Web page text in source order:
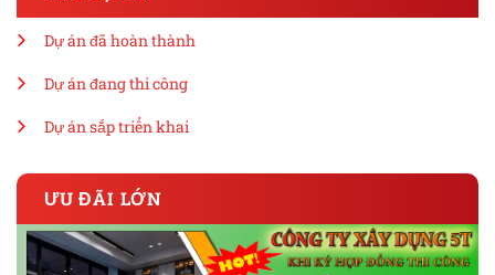
Dự án đã hoàn thành
Dự án đang thi công
Dự án sắp triển khai
ƯU ĐÃI LỚN